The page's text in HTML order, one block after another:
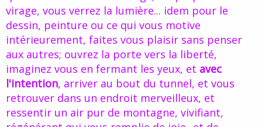
virage, vous verrez la lumière... idem pour le
dessin, peinture ou ce qui vous motive
intérieurement, faites vous plaisir sans penser
aux autres; ouvrez la porte vers la liberté,
imaginez vous en fermant les yeux, et avec
l'intention, arriver au bout du tunnel, et vous
retrouver dans un endroit merveilleux, et
ressentir un air pur de montagne, vivifiant,